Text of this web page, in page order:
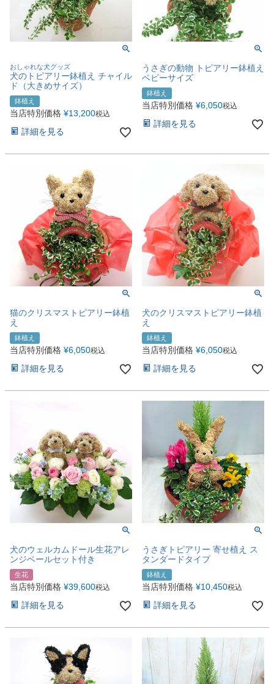
おしゃれな犬グッズ
犬のトピアリー鉢植え チャイル
ド（大きめサイズ）
鉢植え
当店特別価格 ¥13,200税込
詳細を見る
うさぎの動物 トピアリー鉢植え
ベビーサイズ
鉢植え
当店特別価格 ¥6,050税込
詳細を見る
猫のクリスマストピアリー鉢植
え
鉢植え
当店特別価格 ¥6,050税込
詳細を見る
犬のクリスマストピアリー鉢植
え
鉢植え
当店特別価格 ¥6,050税込
詳細を見る
犬のウェルカムドール生花アレ
ンジベールセット付き
生花
当店特別価格 ¥39,600税込
詳細を見る
うさぎトピアリー 寄せ植え ス
タンダードタイプ
鉢植え
当店特別価格 ¥10,450税込
詳細を見る